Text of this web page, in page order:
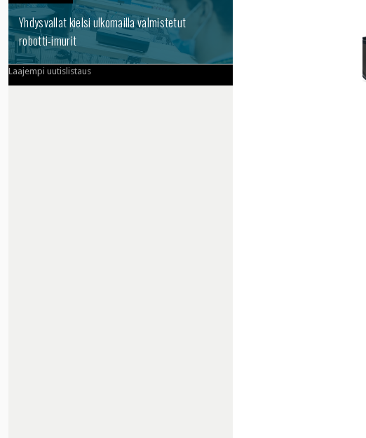
Yhdysvallat kielsi ulkomailla valmistetut
robotti-imurit
Laajempi uutislistaus